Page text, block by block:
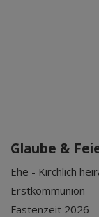
Glaube &
Ehe - Kirchlich
Erstkommunion
Fastenzeit 2026